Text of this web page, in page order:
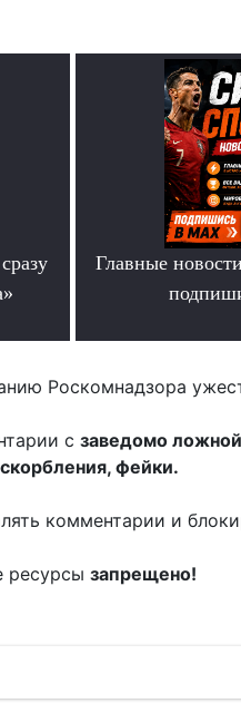
Главные
Роскомнадзора
с заведомо
фейки.
комментарии и
ресурсы запрещено!